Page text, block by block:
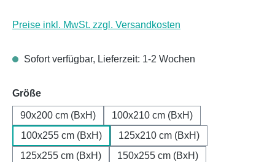
Preise inkl. MwSt. zzgl. Versandkosten
Sofort verfügbar, Lieferzeit: 1-2 Wochen
Größeauswählen
90x200 cm (BxH)
100x210 cm (BxH)
100x255 cm (BxH)
125x210 cm (BxH)
125x255 cm (BxH)
150x255 cm (BxH)